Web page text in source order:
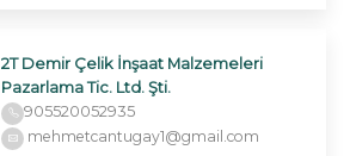
2T Demir Çelik İnşaat Malzemeleri
Pazarlama Tic. Ltd. Şti.
905520052935
mehmetcantugay1@gmail.com